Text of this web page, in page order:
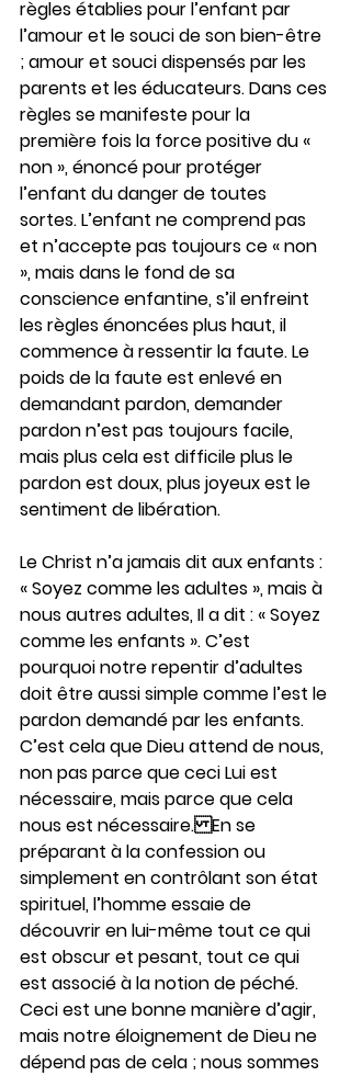
règles établies pour l’enfant par
l’amour et le souci de son bien-être
; amour et souci dispensés par les
parents et les éducateurs. Dans ces
règles se manifeste pour la
première fois la force positive du «
non », énoncé pour protéger
l’enfant du danger de toutes
sortes. L’enfant ne comprend pas
et n’accepte pas toujours ce « non
», mais dans le fond de sa
conscience enfantine, s’il enfreint
les règles énoncées plus haut, il
commence à ressentir la faute. Le
poids de la faute est enlevé en
demandant pardon, demander
pardon n’est pas toujours facile,
mais plus cela est difficile plus le
pardon est doux, plus joyeux est le
sentiment de libération.
Le Christ n’a jamais dit aux enfants :
« Soyez comme les adultes », mais à
nous autres adultes, Il a dit : « Soyez
comme les enfants ». C’est
pourquoi notre repentir d’adultes
doit être aussi simple comme l’est le
pardon demandé par les enfants.
C’est cela que Dieu attend de nous,
non pas parce que ceci Lui est
nécessaire, mais parce que cela
nous est nécessaire.En se
préparant à la confession ou
simplement en contrôlant son état
spirituel, l’homme essaie de
découvrir en lui-même tout ce qui
est obscur et pesant, tout ce qui
est associé à la notion de péché.
Ceci est une bonne manière d’agir,
mais notre éloignement de Dieu ne
dépend pas de cela ; nous sommes